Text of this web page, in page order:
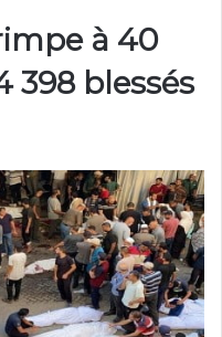
à 40
398 blessés